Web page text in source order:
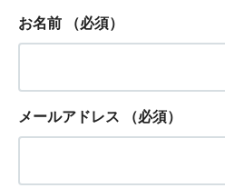
お名前 （必須）
メールアドレス （必須）